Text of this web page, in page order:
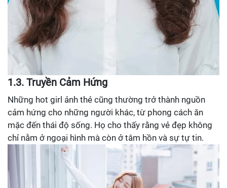
1.3. Truyền Cảm Hứng
Những hot girl ảnh thẻ cũng thường trở thành nguồn
cảm hứng cho những người khác, từ phong cách ăn
mặc đến thái độ sống. Họ cho thấy rằng vẻ đẹp không
chỉ nằm ở ngoại hình mà còn ở tâm hồn và sự tự tin.